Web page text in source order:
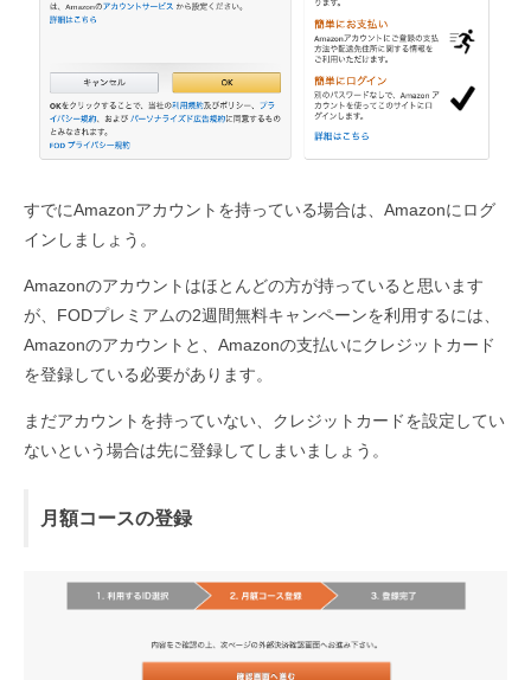
すでにAmazonアカウントを持っている場合は、Amazonにログ
インしましょう。
Amazonのアカウントはほとんどの方が持っていると思います
が、FODプレミアムの2週間無料キャンペーンを利用するには、
Amazonのアカウントと、Amazonの支払いにクレジットカード
を登録している必要があります。
まだアカウントを持っていない、クレジットカードを設定してい
ないという場合は先に登録してしまいましょう。
月額コースの登録